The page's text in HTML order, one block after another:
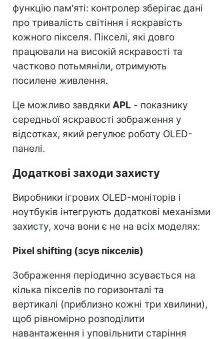
функцію пам'яті: контролер зберігає дані
про тривалість світіння і яскравість
кожного пікселя. Пікселі, які довго
працювали на високій яскравості та
частково потьмяніли, отримують
посилене живлення.
Це можливо завдяки APL - показнику
середньої яскравості зображення у
відсотках, який регулює роботу OLED-
панелі.
Додаткові заходи захисту
Виробники ігрових OLED-моніторів і
ноутбуків інтегрують додаткові механізми
захисту, хоча вони є не на всіх моделях:
Pixel shifting (зсув пікселів)
Зображення періодично зсувається на
кілька пікселів по горизонталі та
вертикалі (приблизно кожні три хвилини),
щоб рівномірно розподілити
навантаження і уповільнити старіння